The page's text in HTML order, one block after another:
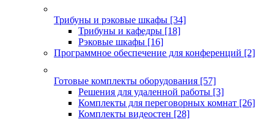
Трибуны и рэковые шкафы [34]
Трибуны и кафедры [18]
Рэковые шкафы [16]
Программное обеспечение для конференций [2]
Готовые комплекты оборудования [57]
Решения для удаленной работы [3]
Комплекты для переговорных комнат [26]
Комплекты видеостен [28]